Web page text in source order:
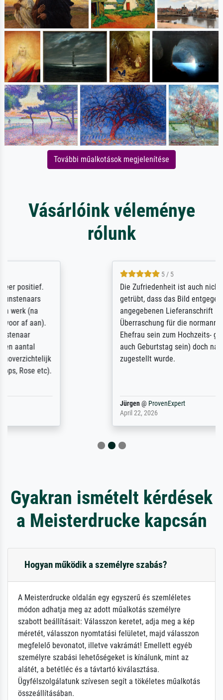
További műalkotások megjelenítése
Vásárlóink véleménye
rólunk
Die Zufriedenheit ist auch nicht dadurch
getrübt, dass das Bild entgegen einer
angegebenen Lieferanschrift (sollte eine
Überraschung für die normannische
Ehefrau sein zum Hochzeits- gleichzeitig
auch Geburtstag sein) doch nach zu Hause
zugestellt wurde.
Gyakran ismételt kérdések
a Meisterdrucke kapcsán
Hogyan működik a személyre szabás?
A Meisterdrucke oldalán egy egyszerű és szemléletes
módon adhatja meg az adott műalkotás személyre
szabott beállításait: Válasszon keretet, adja meg a kép
méretét, válasszon nyomtatási felületet, majd válasszon
megfelelő bevonatot, illetve vakrámát! Emellett egyéb
személyre szabási lehetőségeket is kínálunk, mint az
alátét, a betétléc és a távtartó kiválasztása.
Ügyfélszolgálatunk szívesen segít a tökéletes műalkotás
összeállításában.